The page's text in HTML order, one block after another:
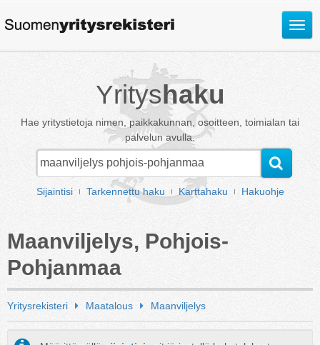
Avaa
Yrityshaku
Hae yritystietoja nimen, paikkakunnan, osoitteen, toimialan tai
palvelun avulla.
Sijaintisi Tarkennettu haku Karttahaku Hakuohje
Maanviljelys, Pohjois-
Pohjanmaa
Yritysrekisteri Maatalous Maanviljelys